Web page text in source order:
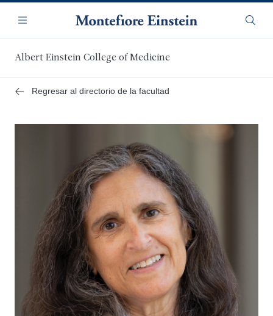
contenido
principal
Navegación
Menú
Albert Einstein College of Medicine
Regresar al directorio de la facultad